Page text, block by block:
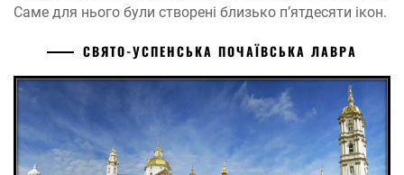
Саме для нього були створені близько п’ятдесяти ікон.
СВЯТО-УСПЕНСЬКА ПОЧАЇВСЬКА ЛАВРА